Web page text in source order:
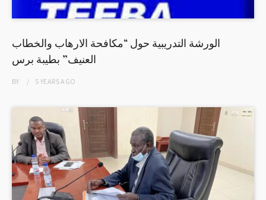
الورشة التدريبية حول “مكافحة الارهاب والخطاب
العنيف” بطيبة برس
BY 5 YEARSAGO